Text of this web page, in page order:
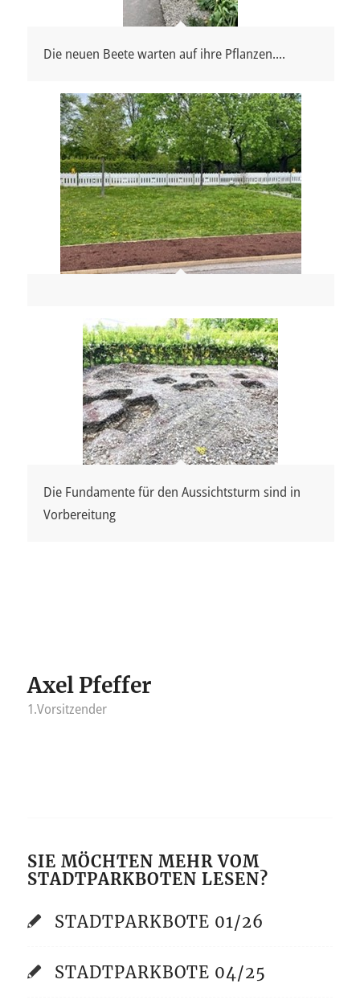
Die neuen Beete warten auf ihre Pflanzen....
Die Fundamente für den Aussichtsturm sind in
Vorbereitung
Axel Pfeffer
1.Vorsitzender
SIE MÖCHTEN MEHR VOM
STADTPARKBOTEN LESEN?
STADTPARKBOTE 01/26
STADTPARKBOTE 04/25